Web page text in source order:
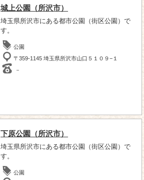
城上公園（所沢市）
埼玉県所沢市にある都市公園（街区公園）で
す。
公園
〒359-1145 埼玉県所沢市山口５１０９−１
－
下原公園（所沢市）
埼玉県所沢市にある都市公園（街区公園）で
す。
公園